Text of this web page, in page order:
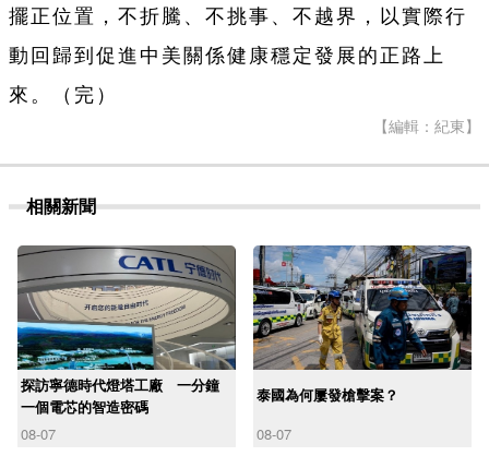
擺正位置，不折騰、不挑事、不越界，以實際行
動回歸到促進中美關係健康穩定發展的正路上
來。（完）
【編輯：紀東】
相關新聞
探訪寧德時代燈塔工廠 一分鐘
一個電芯的智造密碼
08-07
泰國為何屢發槍擊案？
08-07